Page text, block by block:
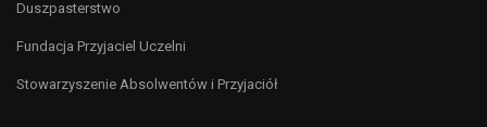
Duszpasterstwo
Fundacja Przyjaciel Uczelni
Stowarzyszenie Absolwentów i Przyjaciół